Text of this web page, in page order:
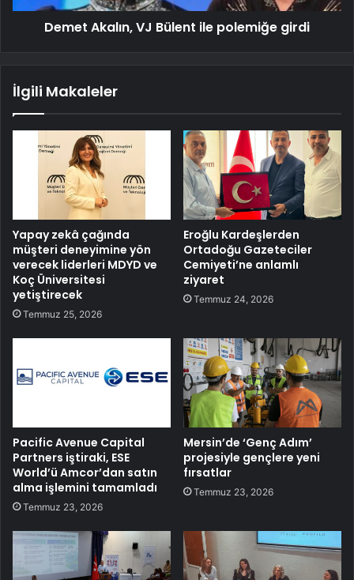
Demet Akalın, VJ Bülent ile polemiğe girdi
İlgili Makaleler
Yapay zekâ çağında
müşteri deneyimine yön
verecek liderleri MDYD ve
Koç Üniversitesi
yetiştirecek
Temmuz 25, 2026
Eroğlu Kardeşlerden
Ortadoğu Gazeteciler
Cemiyeti’ne anlamlı
ziyaret
Temmuz 24, 2026
Pacific Avenue Capital
Partners iştiraki, ESE
World’ü Amcor’dan satın
alma işlemini tamamladı
Temmuz 23, 2026
Mersin’de ‘Genç Adım’
projesiyle gençlere yeni
fırsatlar
Temmuz 23, 2026